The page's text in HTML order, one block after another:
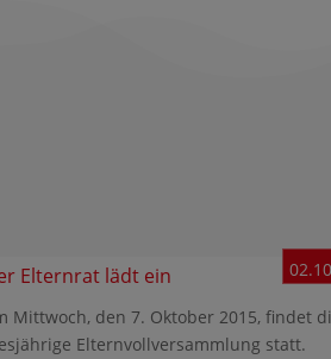
Elternrat lädt ein
Mittwoch, den 7. Oktober 2015, findet
Elternvollversammlung statt.